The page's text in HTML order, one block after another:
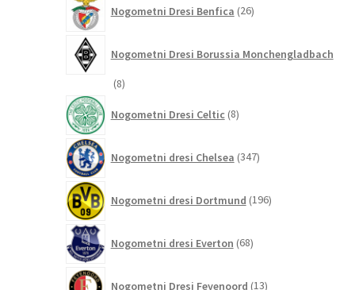
Nogometni Dresi Benfica 26izdelkov
Nogometni Dresi Borussia Monchengladbach
88
Nogometni Dresi Celtic 8izdelkov
Nogometni dresi Chelsea 347izdelkov
Nogometni dresi Dortmund 196izdelkov
Nogometni dresi Everton 68izdelkov
Nogometni Dresi Feyenoord 13